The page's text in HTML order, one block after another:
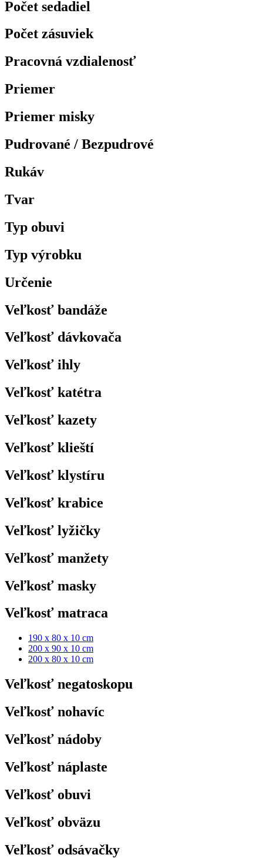
Počet sedadiel
Počet zásuviek
Pracovná vzdialenosť
Priemer
Priemer misky
Pudrované / Bezpudrové
Rukáv
Tvar
Typ obuvi
Typ výrobku
Určenie
Veľkosť bandáže
Veľkosť dávkovača
Veľkosť ihly
Veľkosť katétra
Veľkosť kazety
Veľkosť klieští
Veľkosť klystíru
Veľkosť krabice
Veľkosť lyžičky
Veľkosť manžety
Veľkosť masky
Veľkosť matraca
190 x 80 x 10 cm
200 x 90 x 10 cm
200 x 80 x 10 cm
Veľkosť negatoskopu
Veľkosť nohavíc
Veľkosť nádoby
Veľkosť náplaste
Veľkosť obuvi
Veľkosť obväzu
Veľkosť odsávačky